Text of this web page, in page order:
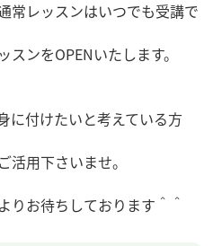
常レッスンはいつでも受講で
ンをOPENいたします。
に付けたいと考えている方
活用下さいませ。
りお待ちしております＾＾